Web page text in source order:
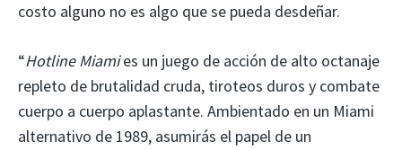
costo alguno no es algo que se pueda desdeñar.
“Hotline Miamies un juego de acción de alto octanaje
repleto de brutalidad cruda, tiroteos duros y combate
cuerpo a cuerpo aplastante. Ambientado en un Miami
alternativo de 1989, asumirás el papel de un